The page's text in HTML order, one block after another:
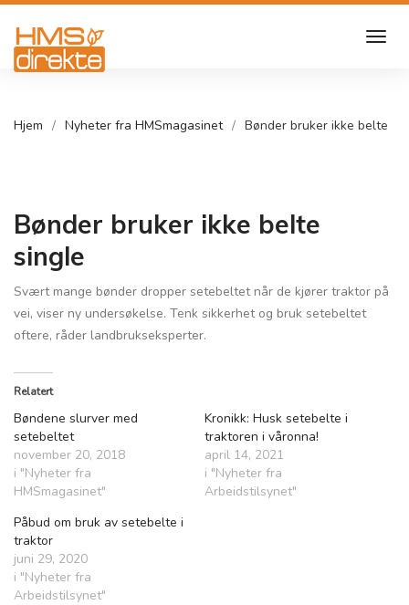
Hjem Nyheter fra HMSmagasinet Bønder bruker ikke belte
Bønder bruker ikke belte
single
Svært mange bønder dropper setebeltet når de kjører traktor på
vei, viser ny undersøkelse. Tenk sikkerhet og bruk setebeltet
oftere, råder landbrukseksperter.
Relatert
Bøndene slurver med
setebeltet
november 20, 2018
i "Nyheter fra
HMSmagasinet"
Kronikk: Husk setebelte i
traktoren i våronna!
april 14, 2021
i "Nyheter fra
Arbeidstilsynet"
Påbud om bruk av setebelte i
traktor
juni 29, 2020
i "Nyheter fra
Arbeidstilsynet"